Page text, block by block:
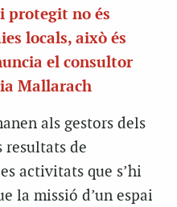
protegit no és
locals, això és
el consultor
Mallarach
als gestors dels
resultats de
activitats que s’hi
la missió d’un espai